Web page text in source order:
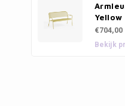
Yellow
€704,00
Bekijk